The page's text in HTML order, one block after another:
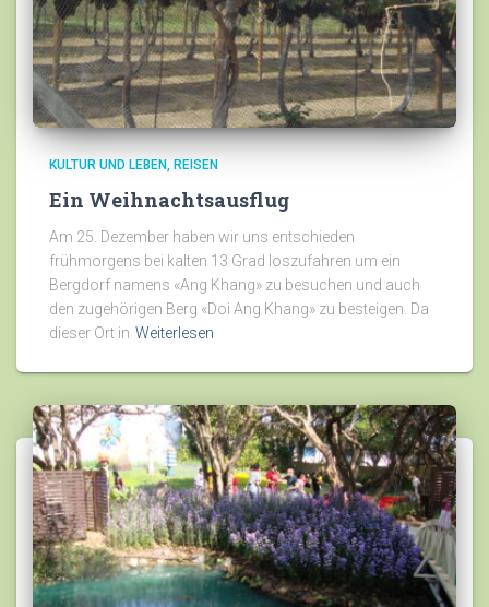
KULTUR UND LEBEN REISEN
Ein Weihnachtsausflug
Am 25. Dezember haben wir uns entschieden
frühmorgens bei kalten 13 Grad loszufahren um ein
Bergdorf namens «Ang Khang» zu besuchen und auch
den zugehörigen Berg «Doi Ang Khang» zu besteigen. Da
dieser Ort in Weiterlesen